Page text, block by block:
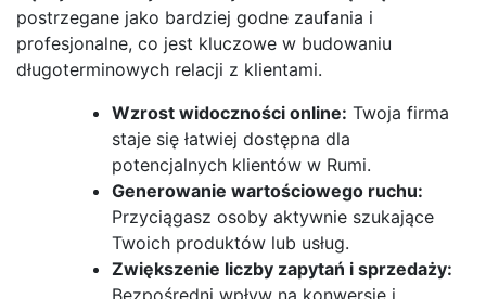
postrzegane jako bardziej godne zaufania i
profesjonalne, co jest kluczowe w budowaniu
długoterminowych relacji z klientami.
Wzrost widoczności online: Twoja firma
staje się łatwiej dostępna dla
potencjalnych klientów w Rumi.
Generowanie wartościowego ruchu:
Przyciągasz osoby aktywnie szukające
Twoich produktów lub usług.
Zwiększenie liczby zapytań i sprzedaży:
Bezpośredni wpływ na konwersje i